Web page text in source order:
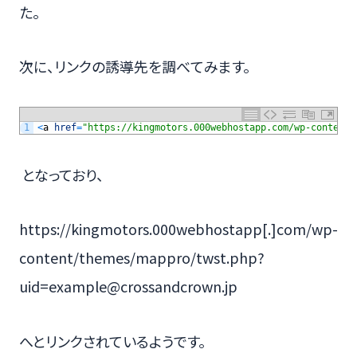
た。
次に、リンクの誘導先を調べてみます。
1 <a href="https://kingmotors.000webhostapp.com/wp-content/
となっており、
https://kingmotors.000webhostapp[.]com/wp-
content/themes/mappro/twst.php?
uid=example@crossandcrown.jp
へとリンクされているようです。